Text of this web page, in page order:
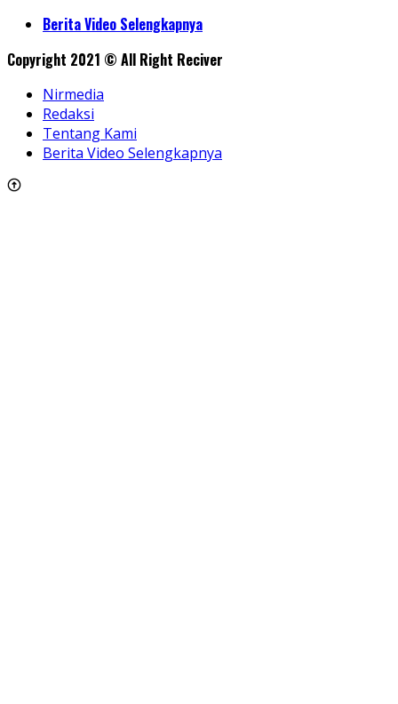
ShareBerita Video Selengkapnya
Copyright 2021 © All Right Reciver
Nirmedia
Redaksi
Tentang Kami
Berita Video Selengkapnya